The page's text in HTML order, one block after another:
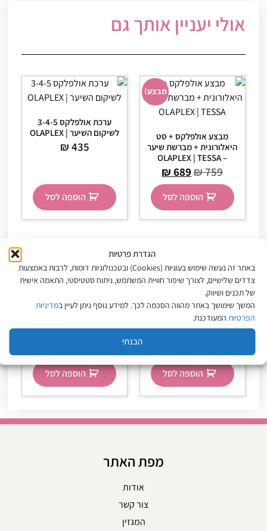
הגדרת פרטיות
באתר זה נעשה שימוש בעוגיות (Cookies) ובטכנולוגיות דומות, לרבות באמצעות
צדדים שלישיים, לצורך שיפור חוויית המשתמש, ניתוח סטטיסטי, התאמה אישית
של תכנים ושיווק.
המשך שימושך באתר מהווה הסכמה לכך. למידע נוסף ניתן לעיין במדיניות
הפרטיותהמעודכנת.
הבנתי
אולי יעניין אותך גם
מבצע!
מבצע אולפלקס + סט
היאלורונית + מברשת שיער
– OLAPLEX | TESSA
₪759
₪689
הוספה לסל
ערכת אולפלקס 3-4-5
לשיקום השיער | OLAPLEX
₪435
הוספה לסל
אולפלקס מס׳ 6 קרם
הוספה לסל
סרום מונע פריזיות ומעניק
הוספה לסל
מפת האתר
אודות
צור קשר
המגזין